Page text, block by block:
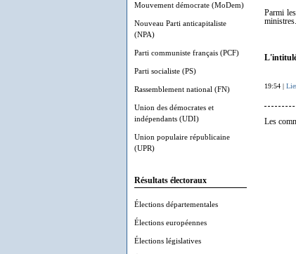
Mouvement démocrate (MoDem)
Nouveau Parti anticapitaliste
(NPA)
Parti communiste français (PCF)
Parti socialiste (PS)
Rassemblement national (FN)
Union des démocrates et
indépendants (UDI)
Union populaire républicaine
(UPR)
Résultats électoraux
Élections départementales
Élections européennes
Élections législatives
Parmi
ministres.
L'intitulé
19:54 |
Les